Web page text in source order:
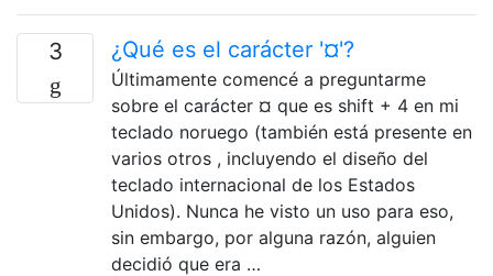
3 ¿Qué es el carácter '¤'?
Últimamente comencé a preguntarme
sobre el carácter ¤ que es shift + 4 en mi
teclado noruego (también está presente en
varios otros , incluyendo el diseño del
teclado internacional de los Estados
Unidos). Nunca he visto un uso para eso,
sin embargo, por alguna razón, alguien
decidió que era …